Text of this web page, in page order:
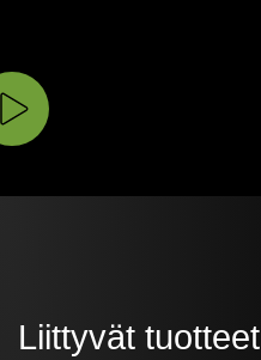
Liittyvät tuotteet